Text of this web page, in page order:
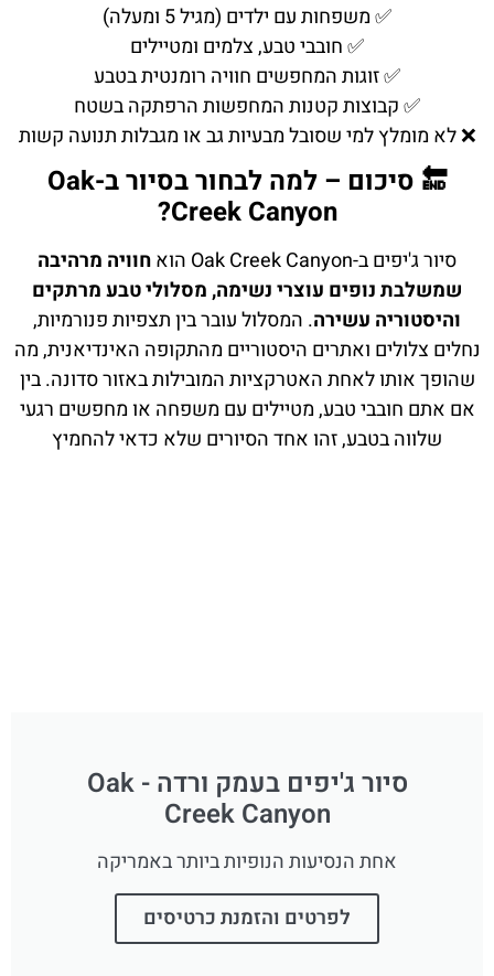
✅ משפחות עם ילדים (מגיל 5 ומעלה)
✅ חובבי טבע, צלמים ומטיילים
✅ זוגות המחפשים חוויה רומנטית בטבע
✅ קבוצות קטנות המחפשות הרפתקה בשטח
❌ לא מומלץ למי שסובל מבעיות גב או מגבלות תנועה קשות
🔚 סיכום – למה לבחור בסיור ב-Oak
Creek Canyon?
סיור ג'יפים ב-Oak Creek Canyon הוא
חוויה מרהיבה
שמשלבת נופים עוצרי נשימה, מסלולי טבע מרתקים
והיסטוריה עשירה. המסלול עובר בין תצפיות פנורמיות,
נחלים צלולים ואתרים היסטוריים מהתקופה האינדיאנית, מה
שהופך אותו לאחת האטרקציות המובילות באזור סדונה. בין
אם אתם חובבי טבע, מטיילים עם משפחה או מחפשים רגעי
שלווה בטבע, זהו אחד הסיורים שלא כדאי להחמיץ
סיור ג'יפים בעמק ורדה - Oak
Creek Canyon
אחת הנסיעות הנופיות ביותר באמריקה
לפרטים והזמנת כרטיסים